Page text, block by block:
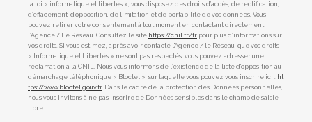
la loi « informatique et libertés », vous disposez des droits d’accès, de rectification,
d’effacement, d’opposition, de limitation et de portabilité de vos données. Vous
pouvez retirer votre consentement à tout moment en contactant directement
l’Agence / Le Réseau. Consultez le site https://cnil.fr/fr pour plus d’informations sur
vos droits. Si vous estimez, après avoir contacté l'Agence / le Réseau, que vos droits
« Informatique et Libertés » ne sont pas respectés, vous pouvez adresser une
réclamation à la CNIL. Nous vous informons de l’existence de la liste d'opposition au
démarchage téléphonique « Bloctel », sur laquelle vous pouvez vous inscrire ici : ht
tps://www.bloctel.gouv.fr. Dans le cadre de la protection des Données personnelles,
nous vous invitons à ne pas inscrire de Données sensibles dans le champ de saisie
libre.